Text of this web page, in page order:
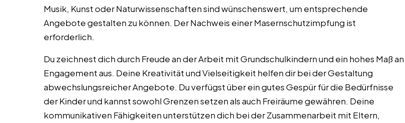
Musik, Kunst oder Naturwissenschaften sind wünschenswert, um entsprechende
Angebote gestalten zu können. Der Nachweis einer Masernschutzimpfung ist
erforderlich.
Du zeichnest dich durch Freude an der Arbeit mit Grundschulkindern und ein hohes Maß an
Engagement aus. Deine Kreativität und Vielseitigkeit helfen dir bei der Gestaltung
abwechslungsreicher Angebote. Du verfügst über ein gutes Gespür für die Bedürfnisse
der Kinder und kannst sowohl Grenzen setzen als auch Freiräume gewähren. Deine
kommunikativen Fähigkeiten unterstützen dich bei der Zusammenarbeit mit Eltern,